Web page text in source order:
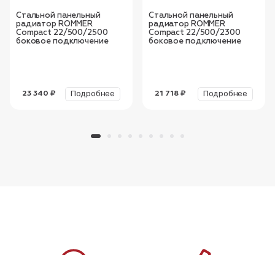
Стальной панельный
радиатор ROMMER
Compact 22/500/2500
боковое подключение
23 340 ₽ Подробнее
Стальной панельный
радиатор ROMMER
Compact 22/500/2300
боковое подключение
21 718 ₽ Подробнее